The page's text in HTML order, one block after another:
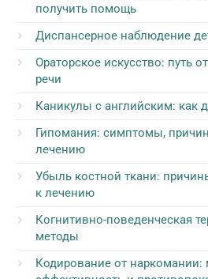
получить помощь
Диспансерное наблюдение
Ораторское искусство: путь
речи
Каникулы с английским: как
Гипомания: симптомы,
лечению
Убыль костной ткани:
к лечению
Когнитивно-поведенческая
методы
Кодирование от наркомании: